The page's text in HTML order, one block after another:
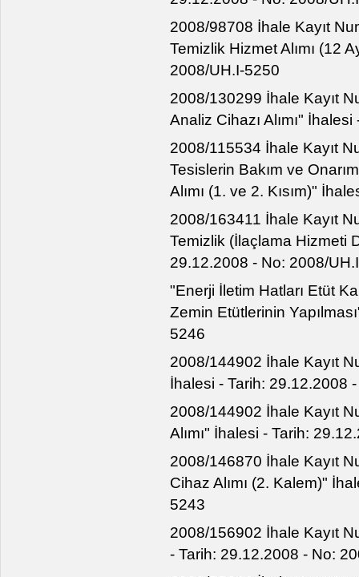
2008/98708 İhale Kayıt
Temizlik Hizmet Alımı (12
2008/UH.I-5250
2008/130299 İhale Kayıt
Analiz Cihazı Alımı"
2008/115534 İhale Kayıt
Tesislerin Bakım ve
Alımı (1. ve 2. Kısım)"
2008/163411 İhale Kayıt
Temizlik (İlaçlama Hizmeti
29.12.2008 - No: 2008/
"Enerji İletim Hatları Etüt
Zemin Etütlerinin
5246
2008/144902 İhale Kayıt
İhalesi - Tarih: 29.12.2008
2008/144902 İhale Kayıt
Alımı" İhalesi - Tarih:
2008/146870 İhale Kayıt
Cihaz Alımı (2. Kalem)"
5243
2008/156902 İhale Kayıt
- Tarih: 29.12.2008 - No: